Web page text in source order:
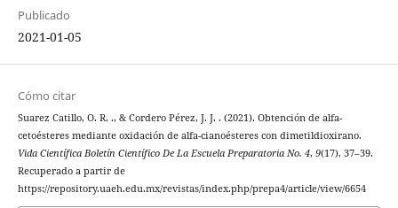
Publicado
2021-01-05
Cómo citar
Suarez Catillo, O. R. ., & Cordero Pérez, J. J. . (2021). Obtención de alfa-
cetoésteres mediante oxidación de alfa-cianoésteres con dimetildioxirano.
Vida Científica Boletín Científico De La Escuela Preparatoria No. 4, 9(17), 37–39.
Recuperado a partir de
https://repository.uaeh.edu.mx/revistas/index.php/prepa4/article/view/6654